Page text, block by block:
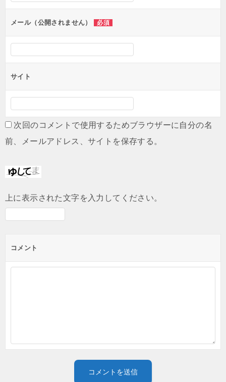
メール（公開されません） 必須
サイト
次回のコメントで使用するためブラウザーに自分の名
前、メールアドレス、サイトを保存する。
上に表示された文字を入力してください。
コメント